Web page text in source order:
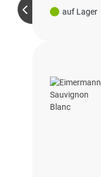
auf Lager